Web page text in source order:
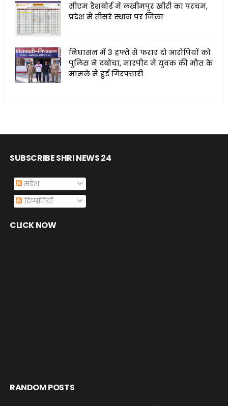
सीएम डैशबोर्ड में लखीमपुर खीरी का परचम,
प्रदेश में तीसरे स्थान पर जिला
निघासन में 3 हफ्ते से फरार दो आरोपियों को
पुलिस ने दबोचा, मारपीट में युवक की मौत के
मामले में हुई गिरफ्तारी
SUBSCRIBE SHRI NEWS 24
संदेश
टिप्पणियाँ
CLICK NOW
RANDOM POSTS